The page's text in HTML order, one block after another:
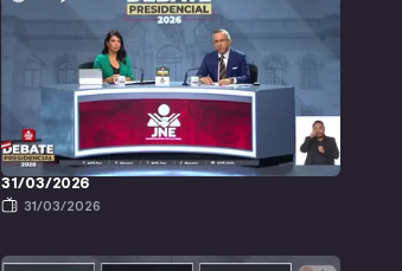
31/03/2026
31/03/2026